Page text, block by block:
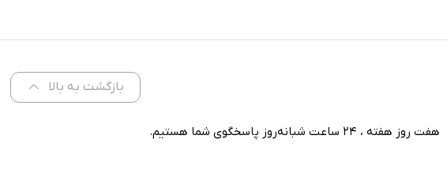
بازگشت به بالا
هفت روز هفته ، 24 ساعت شبانه‌روز پاسخگوی شما هستیم.